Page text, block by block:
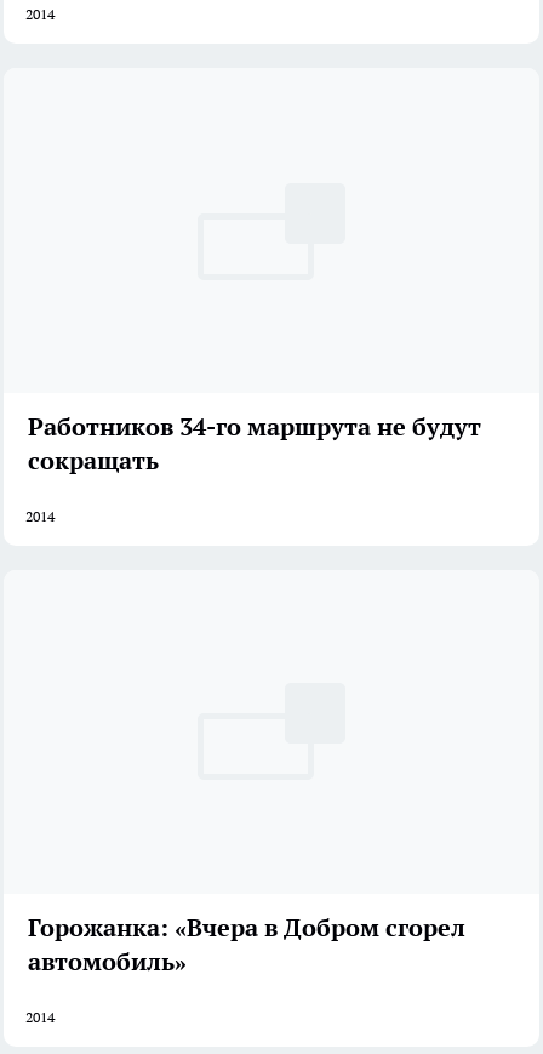
2014
Работников 34-го маршрута не будут
сокращать
2014
Горожанка: «Вчера в Добром сгорел
автомобиль»
2014